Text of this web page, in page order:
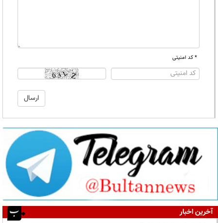
* کد امنیتی
آخرین اخبار